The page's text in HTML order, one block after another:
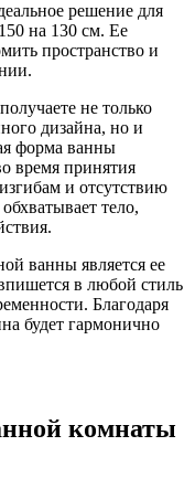
решение для
на 130 см. Ее
пространство и
не только
дизайна, но и
форма ванны
время принятия
и отсутствию
тело,
ванны является ее
в любой стиль
Благодаря
будет гармонично
комнаты